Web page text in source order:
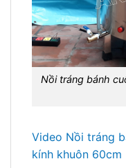
Nồi tráng bánh
Video Nồi tráng
kính khuôn 60cm